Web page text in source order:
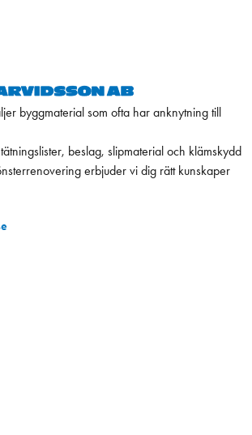
byggmaterial som ofta har anknytning till
beslag, slipmaterial och klämskydd
erbjuder vi dig rätt kunskaper